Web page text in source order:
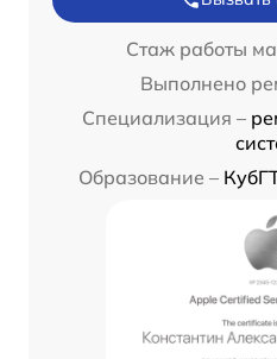
Стаж работы
Выполнено
Специализация –
Образование –